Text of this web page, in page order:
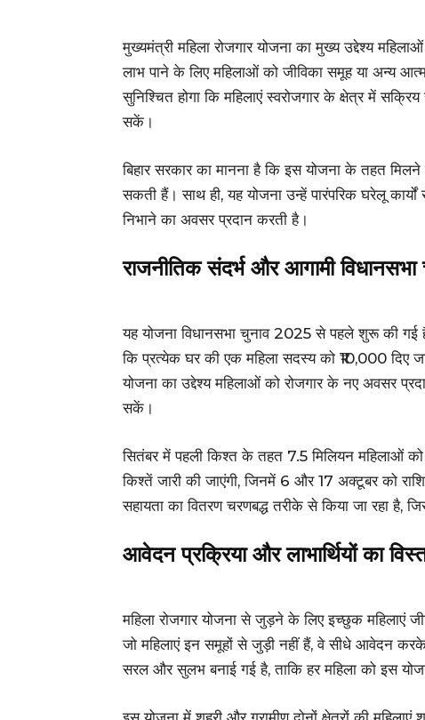
मुख्यमंत्री महिला रोजगार योजना का मुख्य उद्देश्य
लाभ पाने के लिए महिलाओं को जीविका समूह या अन्य
सुनिश्चित होगा कि महिलाएं स्वरोजगार के क्षेत्र में
सकें।
बिहार सरकार का मानना है कि इस योजना के तहत मिलने
सकती हैं। साथ ही, यह योजना उन्हें पारंपरिक घरेलू
निभाने का अवसर प्रदान करती है।
राजनीतिक संदर्भ और आगामी विधानसभा
यह योजना विधानसभा चुनाव 2025 से पहले शुरू की
कि प्रत्येक घर की एक महिला सदस्य को ₹10,000 दिए
योजना का उद्देश्य महिलाओं को रोजगार के नए अवसर
सकें।
सितंबर में पहली किश्त के तहत 7.5 मिलियन महिलाओं
किश्तें जारी की जाएंगी, जिनमें 6 और 17 अक्टूबर को राशि
सहायता का वितरण चरणबद्ध तरीके से किया जा रहा है,
आवेदन प्रक्रिया और लाभार्थियों का
महिला रोजगार योजना से जुड़ने के लिए इच्छुक महिलाएं
जो महिलाएं इन समूहों से जुड़ी नहीं हैं, वे सीधे आवेदन
सरल और सुलभ बनाई गई है, ताकि हर महिला को इस